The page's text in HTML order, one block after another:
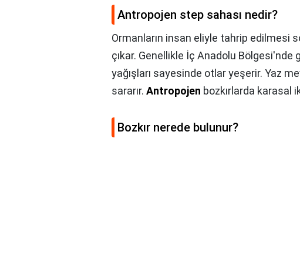
Antropojen step sahası nedir?
Ormanların insan eliyle tahrip edilmesi
çıkar. Genellikle İç Anadolu
yağışları sayesinde otlar yeşerir. Yaz
sararır. Antropojen bozkırlarda karasal
Bozkır nerede bulunur?